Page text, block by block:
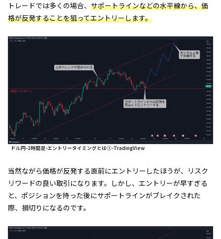
トレードでは多くの場合、 サポートラインなどの水平線から、価
格が反発することを狙ってエントリーします。
ドル円-1時間足-エントリータイミングとは①-TradingView
当然ながら価格が反発する直前にエントリーしたほうが、リスク
リワードの良い取引になります。しかし、エントリーが早すぎる
と、ポジションを持った後にサポートラインがブレイクされた
際、損切りになるのです。